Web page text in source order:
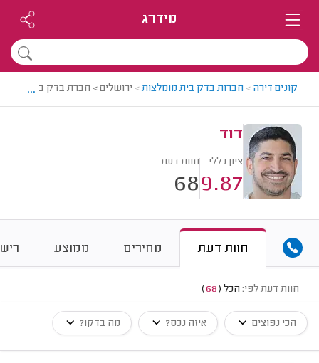
מידרג
קונים דירה > חברות בדק בית מומלצות> ירושלים > חברת בדק בית
...
דוד
ציון כללי
9.87
חוות דעת
68
חוות דעת מחירים ממוצע
חוות דעת לפי: הכל (
68
)
הכי נפוצים איזה נכס? מה בדקו?